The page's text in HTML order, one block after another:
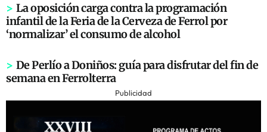
> La oposición carga contra la programación
infantil de la Feria de la Cerveza de Ferrol por
‘normalizar’ el consumo de alcohol
> De Perlío a Doniños: guía para disfrutar del fin de
semana en Ferrolterra
Publicidad